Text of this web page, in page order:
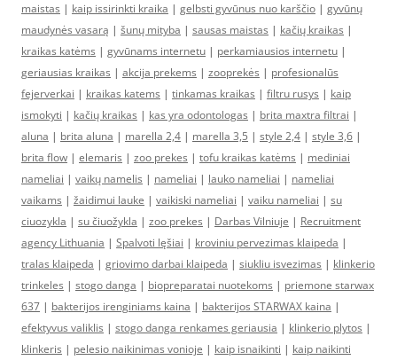
maistas | kaip issirinkti kraika | gelbsti gyvūnus nuo karščio | gyvūnų
maudynės vasarą | šunų mityba | sausas maistas | kačių kraikas |
kraikas katėms | gyvūnams internetu | perkamiausios internetu |
geriausias kraikas | akcija prekems | zooprekės | profesionalūs
fejerverkai | kraikas katems | tinkamas kraikas | filtru rusys | kaip
ismokyti | kačių kraikas | kas yra odontologas | brita maxtra filtrai |
aluna | brita aluna | marella 2,4 | marella 3,5 | style 2,4 | style 3,6 |
brita flow | elemaris | zoo prekes | tofu kraikas katėms | mediniai
nameliai | vaikų namelis | nameliai | lauko nameliai | nameliai
vaikams | žaidimui lauke | vaikiski nameliai | vaiku nameliai | su
ciuozykla | su čiuožykla | zoo prekes | Darbas Vilniuje | Recruitment
agency Lithuania | Spalvoti lęšiai | kroviniu pervezimas klaipeda |
tralas klaipeda | griovimo darbai klaipeda | siukliu isvezimas | klinkerio
trinkeles | stogo danga | biopreparatai nuotekoms | priemone starwax
637 | bakterijos irenginiams kaina | bakterijos STARWAX kaina |
efektyvus valiklis | stogo danga renkames geriausia | klinkerio plytos |
klinkeris | pelesio naikinimas vonioje | kaip isnaikinti | kaip naikinti